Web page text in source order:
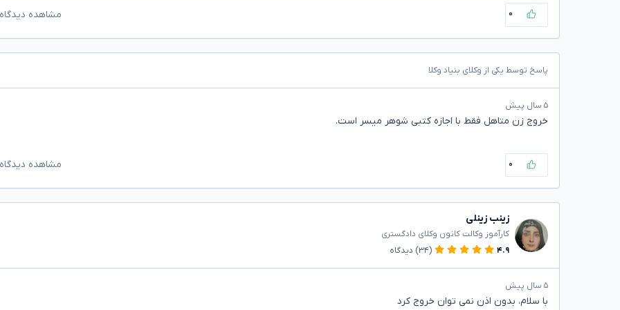
۰ مشاهده
پاسخ توسط یکی از وکلای بنیاد وکلا
۵ سال پیش
خروج زن متاهل فقط با اجازه کتبی شوهر میسر است.
۰ مشاهده
زینب زینلی
کارآموز وکالت کانون وکلای دادگستری
۴.۹
(۳۴) دیدگاه
۵ سال پیش
با سلام، بدون اذن نمی توان خروج کرد